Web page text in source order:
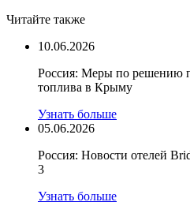
Читайте также
10.06.2026
Россия: Меры по решению
топлива в Крыму
Узнать больше
05.06.2026
Россия: Новости отелей
3
Узнать больше